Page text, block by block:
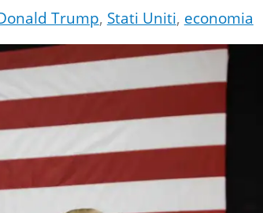
Trump, Stati Uniti, economia